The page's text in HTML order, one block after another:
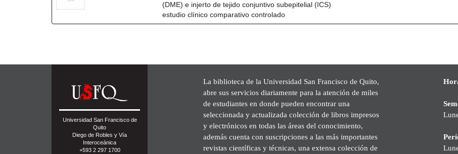
(DME) e injerto de tejido conjuntivo subepitelial (ICS)
estudio clínico comparativo controlado
Universidad San Francisco de
Quito
Diego de Robles y Vía
Interoceánica
+593 2 297 1700
La biblioteca de la Universidad San Francisco de Quito,
abre sus servicios diariamente para la atención de miles
de estudiantes en donde pueden encontrar una
seleccionada y actualizada colección de libros impresos
y electrónicos en todas las áreas del conocimiento,
además cuenta con suscripciones a las más importantes
revistas científicas y técnicas, una extensa colección de